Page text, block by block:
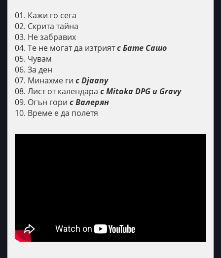
01. Кажи го сега
02. Скрита тайна
03. Не забравих
04. Те не могат да изтриятс Бате Сашо
05. Чувам
06. За ден
07. Минахме ги с Djaany
08. Лист от календара с Mitaka DPG и Gravy
09. Огън гори с Валерян
10. Време е да полетя